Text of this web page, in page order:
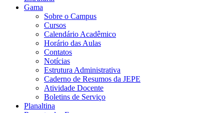
Gama
Sobre o Campus
Cursos
Calendário Acadêmico
Horário das Aulas
Contatos
Notícias
Estrutura Administrativa
Caderno de Resumos da JEPE
Atividade Docente
Boletins de Serviço
Planaltina